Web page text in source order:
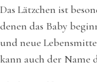
Das Lätzchen ist
denen das Baby
und neue
kann auch der Name